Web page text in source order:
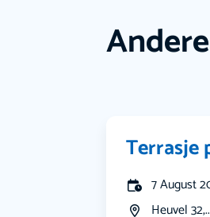
Terrasje
7 August
Heuvel